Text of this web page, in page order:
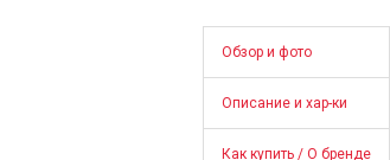
Обзор и фото
Описание и хар-ки
Как купить / О бренде